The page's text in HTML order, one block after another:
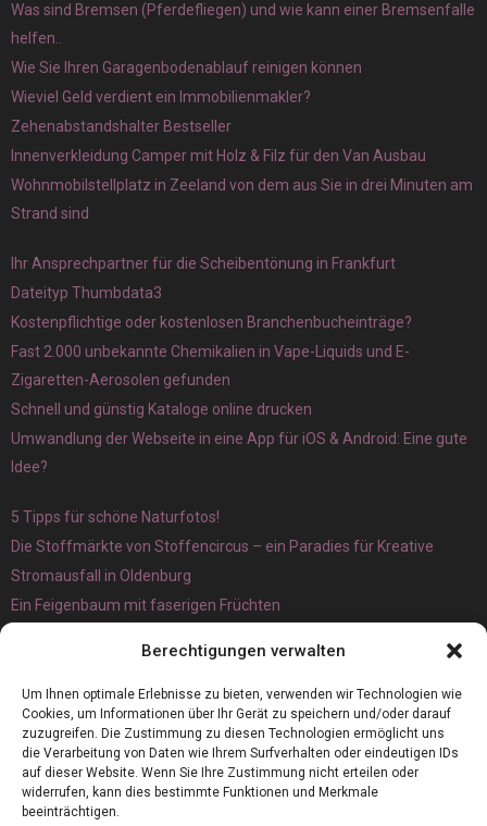
Berechtigungen verwalten
Um Ihnen optimale Erlebnisse zu bieten, verwenden wir Technologien wie
Cookies, um Informationen über Ihr Gerät zu speichern und/oder darauf
zuzugreifen. Die Zustimmung zu diesen Technologien ermöglicht uns
die Verarbeitung von Daten wie Ihrem Surfverhalten oder eindeutigen IDs
auf dieser Website. Wenn Sie Ihre Zustimmung nicht erteilen oder
widerrufen, kann dies bestimmte Funktionen und Merkmale
beeinträchtigen.
Was sind Bremsen (Pferdefliegen) und wie kann einer Bremsenfalle
helfen..
Wie Sie Ihren Garagenbodenablauf reinigen können
Wieviel Geld verdient ein Immobilienmakler?
Zehenabstandshalter Bestseller
Innenverkleidung Camper mit Holz & Filz für den Van Ausbau
Wohnmobilstellplatz in Zeeland von dem aus Sie in drei Minuten am
Strand sind
Ihr Ansprechpartner für die Scheibentönung in Frankfurt
Dateityp Thumbdata3
Kostenpflichtige oder kostenlosen Branchenbucheinträge?
Fast 2.000 unbekannte Chemikalien in Vape-Liquids und E-
Zigaretten-Aerosolen gefunden
Schnell und günstig Kataloge online drucken
Umwandlung der Webseite in eine App für iOS & Android: Eine gute
Idee?
5 Tipps für schöne Naturfotos!
Die Stoffmärkte von Stoffencircus – ein Paradies für Kreative
Stromausfall in Oldenburg
Ein Feigenbaum mit faserigen Früchten
Magnetangeln